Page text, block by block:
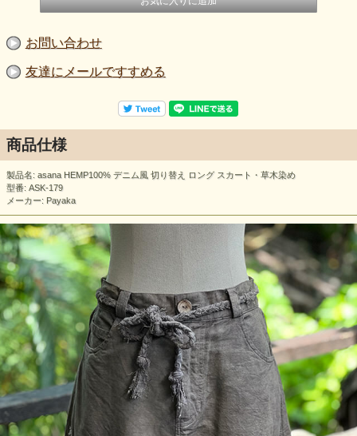
お問い合わせ
友達にメールですすめる
商品仕様
製品名: asana HEMP100% デニム風 切り替え ロング スカート・草木染め
型番: ASK-179
メーカー: Payaka